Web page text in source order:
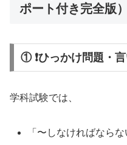
ポート付き完全版）
① ❗ひっかけ問題・
学科試験では、
「〜しなければならな